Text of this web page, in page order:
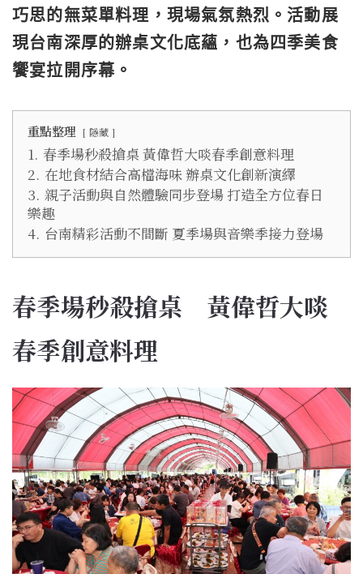
巧思的無菜單料理，現場氣氛熱烈。活動展
現台南深厚的辦桌文化底蘊，也為四季美食
饗宴拉開序幕。
重點整理 隱藏
1. 春季場秒殺搶桌 黃偉哲大啖春季創意料理
2. 在地食材結合高檔海味 辦桌文化創新演繹
3. 親子活動與自然體驗同步登場 打造全方位春日
樂趣
4. 台南精彩活動不間斷 夏季場與音樂季接力登場
春季場秒殺搶桌 黃偉哲大啖
春季創意料理